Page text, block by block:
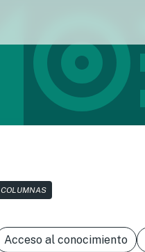
COLUMNAS
Acceso al conocimiento